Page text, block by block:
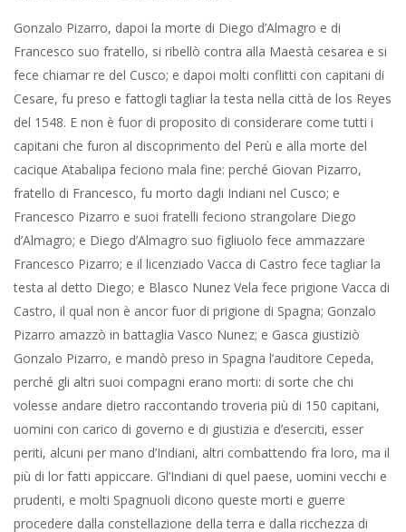
Gonzalo Pizarro, dapoi la morte di Diego d’Almagro e di
Francesco suo fratello, si ribellò contra alla Maestà cesarea e si
fece chiamar re del Cusco; e dapoi molti conflitti con capitani di
Cesare, fu preso e fattogli tagliar la testa nella città de los Reyes
del 1548. E non è fuor di proposito di considerare come tutti i
capitani che furon al discoprimento del Perù e alla morte del
cacique Atabalipa feciono mala fine: perché Giovan Pizarro,
fratello di Francesco, fu morto dagli Indiani nel Cusco; e
Francesco Pizarro e suoi fratelli feciono strangolare Diego
d’Almagro; e Diego d’Almagro suo figliuolo fece ammazzare
Francesco Pizarro; e il licenziado Vacca di Castro fece tagliar la
testa al detto Diego; e Blasco Nunez Vela fece prigione Vacca di
Castro, il qual non è ancor fuor di prigione di Spagna; Gonzalo
Pizarro amazzò in battaglia Vasco Nunez; e Gasca giustiziò
Gonzalo Pizarro, e mandò preso in Spagna l’auditore Cepeda,
perché gli altri suoi compagni erano morti: di sorte che chi
volesse andare dietro raccontando troveria più di 150 capitani,
uomini con carico di governo e di giustizia e d’eserciti, esser
periti, alcuni per mano d’Indiani, altri combattendo fra loro, ma il
più di lor fatti appiccare. Gl’Indiani di quel paese, uomini vecchi e
prudenti, e molti Spagnuoli dicono queste morti e guerre
procedere dalla constellazione della terra e dalla ricchezza di